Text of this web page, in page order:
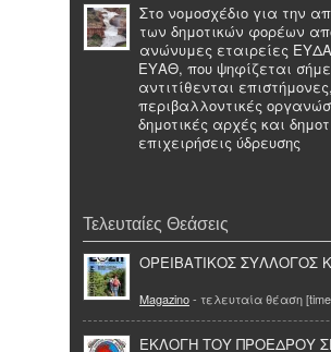
Στο νομοσχέδιο για την
των δημοτικών φορέων
ανώνυμες εταιρείες
ΕΥΑΘ, που ψηφίζεται
αντιτίθενται επιστήμονες,
περιβαλλοντικές
δημοτικές αρχές και
επιχειρήσεις ύδρευσης
Τελευταίες Θεάσεις
ΟΡΕΙΒΑΤΙΚΟΣ ΣΥΛΛΟΓΟΣ
Magazino- τελευταία θέαση
ΕΚΛΟΓΗ ΤΟΥ ΠΡΟΕΔΡΟΥ